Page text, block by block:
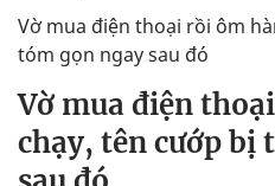
Vờ mua điện thoại rồi ôm
tóm gọn ngay sau đó
Vờ mua điện
chạy, tên cướp bị